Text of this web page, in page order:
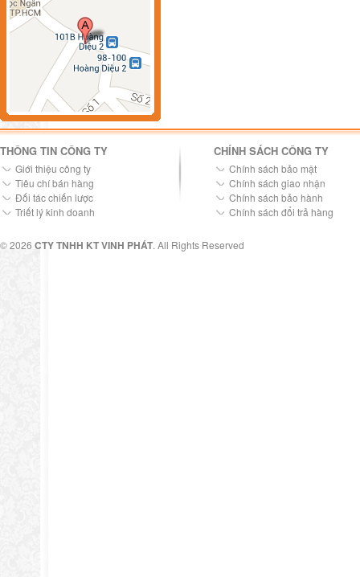
THÔNG TIN CÔNG TY
Giới thiệu công ty
Tiêu chí bán hàng
Đối tác chiến lược
Triết lý kinh doanh
CHÍNH SÁCH CÔNG TY
Chính sách bảo mật
Chính sách giao nhận
Chính sách bảo hành
Chính sách đổi trả hàng
© 2026 CTY TNHH KT VINH PHÁT. All Rights Reserved